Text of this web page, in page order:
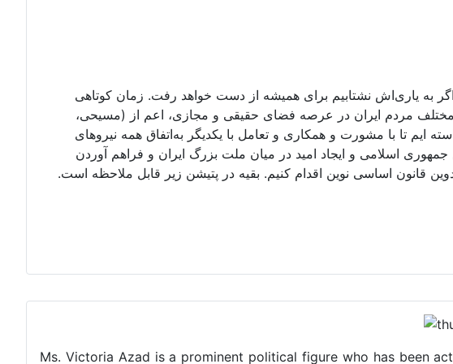
Ms. Victoria Azad is a prominent political figure who has been
به یاری‌اش نشتابیم برای همیشه از دست خواهد رفت. زمان کوتاهی
مختلف مردم ایران در عرصه فضای حقیقی و مجازی، اعم از (مسیحی،
ایم تا با مشورت و همکاری و تعامل با یکدیگر به‌اتفاق همه نیروهای
اسلامی و ایجاد امید در میان ملت بزرگ ایران و فراهم آوردن
قانون اساسی نوین اقدام کنیم. بقیه در پتیشن زیر قابل ملاحظه است.